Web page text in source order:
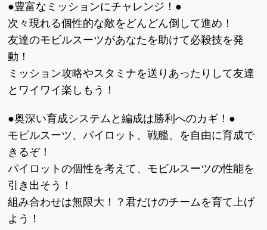
●豊富なミッションにチャレンジ！●
次々現れる個性的な敵をどんどん倒して進め！
友達のモビルスーツがあなたを助けて必殺技を発
動！
ミッション攻略やスタミナを送りあったりして友達
とワイワイ楽しもう！
●奥深い育成システムと編成は勝利へのカギ！●
モビルスーツ、パイロット、戦艦、を自由に育成で
きるぞ！
パイロットの個性を考えて、モビルスーツの性能を
引き出そう！
組み合わせは無限大！？君だけのチームを育て上げ
よう！